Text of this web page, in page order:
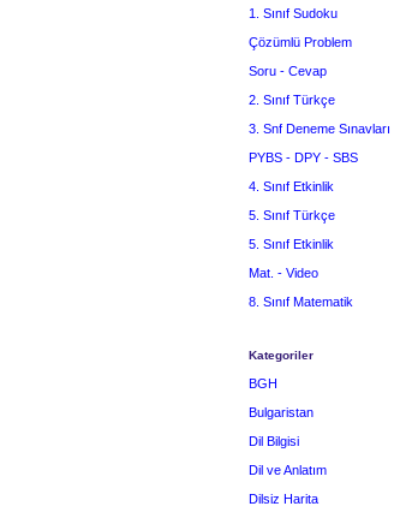
1. Sınıf Sudoku
Çözümlü Problem
Soru - Cevap
2. Sınıf Türkçe
3. Snf Deneme Sınavları
PYBS - DPY - SBS
4. Sınıf Etkinlik
5. Sınıf Türkçe
5. Sınıf Etkinlik
Mat. - Video
8. Sınıf Matematik
Kategoriler
BGH
Bulgaristan
Dil Bilgisi
Dil ve Anlatım
Dilsiz Harita